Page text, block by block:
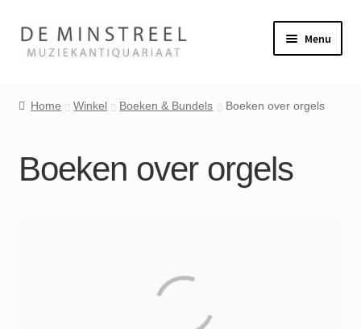
Ga
door
Ga
naar
Menu
Veel gestelde vragen
Home Winkel Boeken & Bundels Boeken over orgels
Boeken over orgels